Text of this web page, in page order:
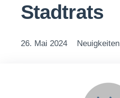
Stadtrats
26. Mai 2024 Neuigkeiten